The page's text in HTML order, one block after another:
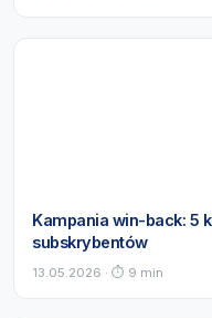
Kampania win-back: 5
subskrybentów
13.05.2026 · ⏱ 9 min